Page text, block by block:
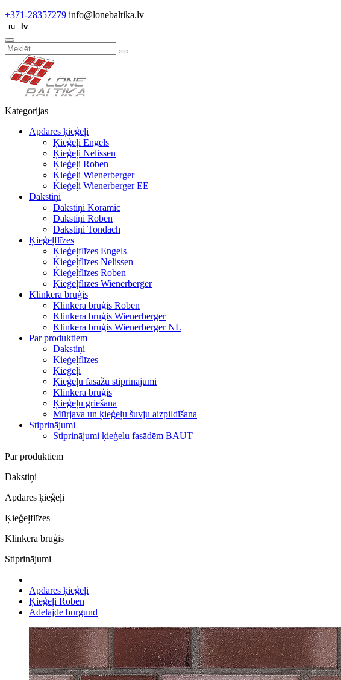
+371-28357279 info@lonebaltika.lv
Kategorijas
Apdares ķieģeļi
Ķieģeļi Engels
Ķieģeļi Nelissen
Ķieģeļi Roben
Ķieģeļi Wienerberger
Ķieģeļi Wienerberger EE
Dakstiņi
Dakstiņi Koramic
Dakstiņi Roben
Dakstiņi Tondach
Ķieģeļflīzes
Ķieģeļflīzes Engels
Ķieģeļflīzes Nelissen
Ķieģeļflīzes Roben
Ķieģeļflīzes Wienerberger
Klinkera bruģis
Klinkera bruģis Roben
Klinkera bruģis Wienerberger
Klinkera bruģis Wienerberger NL
Par produktiem
Dakstiņi
Ķieģeļflīzes
Ķieģeļi
Ķieģeļu fasāžu stiprinājumi
Klinkera bruģis
Ķieģeļu griešana
Mūrjava un ķieģeļu šuvju aizpildīšana
Stiprinājumi
Stiprinājumi ķieģeļu fasādēm BAUT
Par produktiem
Dakstiņi
Apdares ķieģeļi
Ķieģeļflīzes
Klinkera bruģis
Stiprinājumi
Apdares ķieģeļi
Ķieģeļi Roben
Adelajde burgund